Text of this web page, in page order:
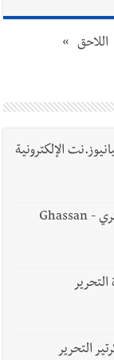
اللاحق »
الإلكترونية
الصحافي السفير غسان محمود الزعتري - Ghassan
التحرير